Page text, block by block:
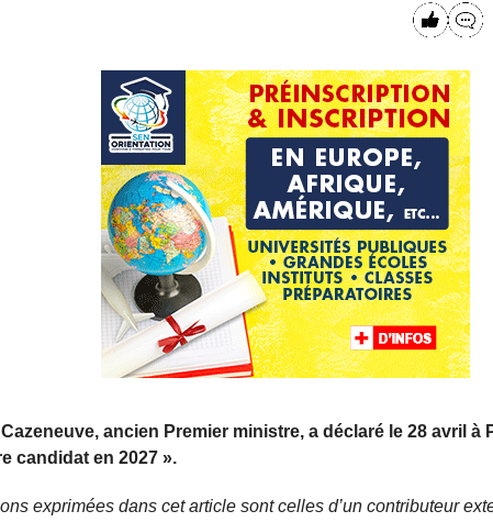
ancien Premier ministre, a déclaré le 28 avril à
candidat en 2027 ».
exprimées dans cet article sont celles d’un contributeur